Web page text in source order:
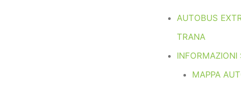
AUTOBUS
TRANA
INFORMAZIONI
MAPPA